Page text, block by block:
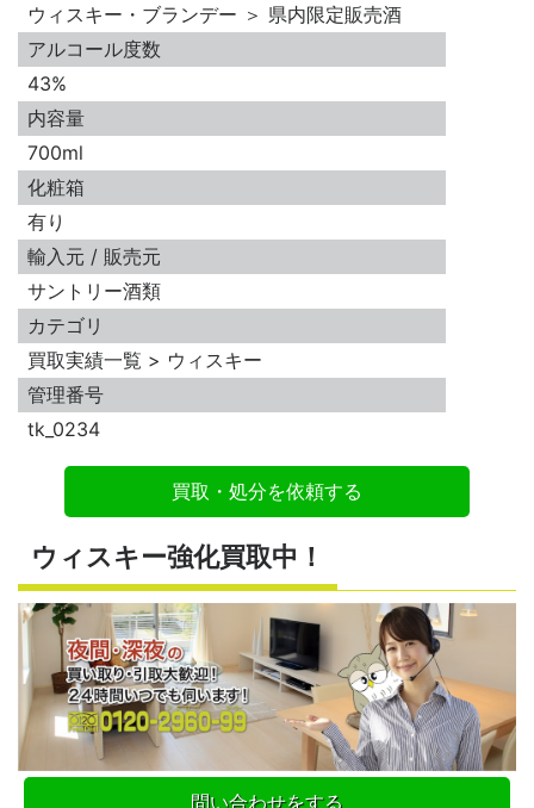
ウィスキー・ブランデー ＞ 県内限定販売酒
アルコール度数
43%
内容量
700ml
化粧箱
有り
輸入元 / 販売元
サントリー酒類
カテゴリ
買取実績一覧 > ウィスキー
管理番号
tk_0234
買取・処分を依頼する
ウィスキー強化買取中！
問い合わせをする